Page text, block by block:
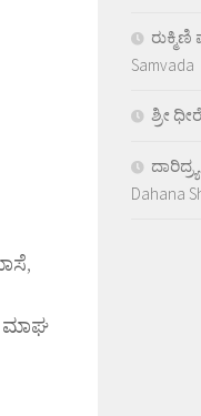
ಮಾಘ
ರುಕ್ಮಿಣಿ
Samvada
ಶ್ರೀ
Dahana